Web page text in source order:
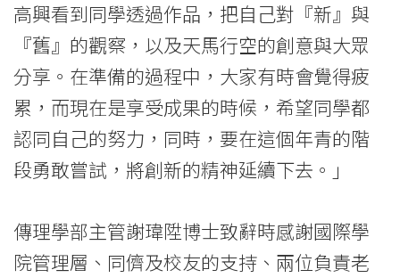
高興看到同學透過作品，把自己對『新』與
『舊』的觀察，以及天馬行空的創意與大眾
分享。在準備的過程中，大家有時會覺得疲
累，而現在是享受成果的時候，希望同學都
認同自己的努力，同時，要在這個年青的階
段勇敢嘗試，將創新的精神延續下去。」
傳理學部主管謝瑋陞博士致辭時感謝國際學
院管理層、同儕及校友的支持、兩位負責老